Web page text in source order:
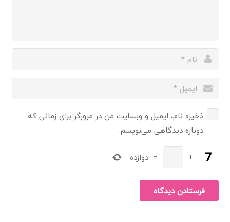
ذخیره نام، ایمیل و وبسایت من در مرورگر برای زمانی که
دوباره دیدگاهی می‌نویسم.
+
= دوازده
فرستادن دیدگاه